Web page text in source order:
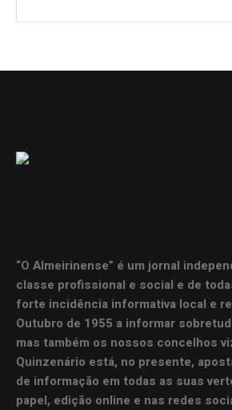
“O Almeirinense” é um jornal
classe profissional e social e de
forte incidência informativa local e
Outubro de 1955 a informar
mas também os nossos concelhos
Quinzenário está, no presente,
de informação em todas as suas
papel, edição online e nas redes